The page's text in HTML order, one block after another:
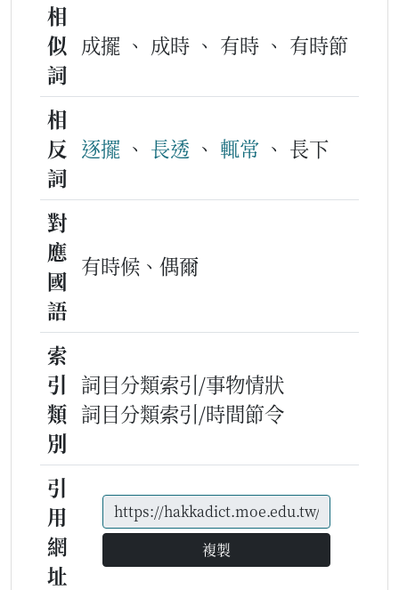
相
似
詞
成擺 、 成時 、 有時 、 有時節
相
反
詞
逐擺 、 長透 、 輒常 、 長下
對
應
國
語
有時候、偶爾
索
引
類
別
詞目分類索引/事物情狀
詞目分類索引/時間節令
引
用
網
址
複製